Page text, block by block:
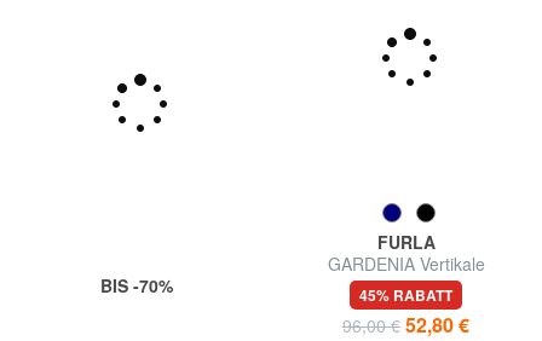
BIS -70%
FURLA
GARDENIA Vertikale
Ledergeldbörse
45% RABATT
96,00 € 52,80 €